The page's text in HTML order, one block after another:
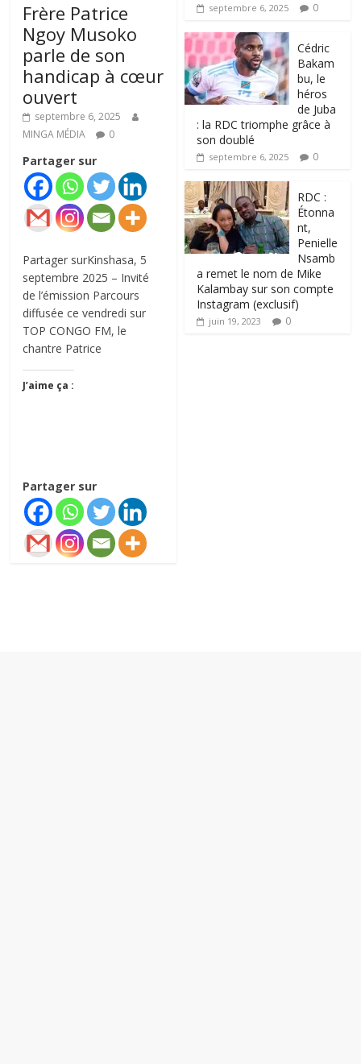
Frère Patrice
Ngoy Musoko
parle de son
handicap à cœur
ouvert
septembre 6, 2025
MINGA MÉDIA
0
Partager sur
Partager surKinshasa, 5
septembre 2025 – Invité
de l’émission Parcours
diffusée ce vendredi sur
TOP CONGO FM, le
chantre Patrice
J’aime ça :
Partager sur
septembre 6, 2025 0
‎Cédric
Bakam
bu, le
héros
de Juba
: la RDC triomphe grâce à
son doublé
septembre 6, 2025 0
RDC :
Étonna
nt,
Penielle
Nsamb
a remet le nom de Mike
Kalambay sur son compte
Instagram (exclusif)
juin 19, 2023 0